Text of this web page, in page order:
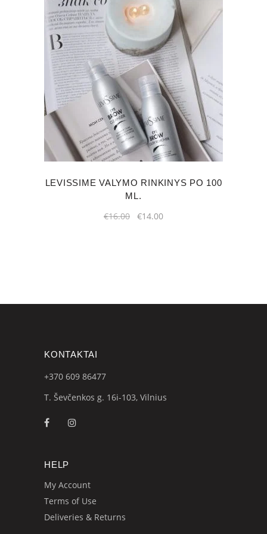
LEVISSIME VALYMO RINKINYS PO 100
ML.
€16.00 Original
€14.00Current
KONTAKTAI
+370 609 86477
T. Ševčenkos g. 16i-103, Vilnius
HELP
My Account
Terms of Use
Deliveries & Returns